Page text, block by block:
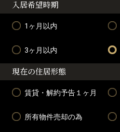
入居希望時期
1ヶ月以内
3ヶ月以内
現在の住居形態
賃貸・解約予告１ヶ月
所有物件売却の為